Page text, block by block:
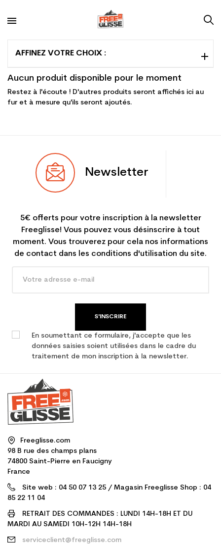
AFFINEZ VOTRE CHOIX :
Aucun produit disponible pour le moment
Restez à l'écoute ! D'autres produits seront affichés ici au
fur et à mesure qu'ils seront ajoutés.
Newsletter
5€ offerts pour votre inscription à la newsletter
Freeglisse! Vous pouvez vous désinscrire à tout
moment. Vous trouverez pour cela nos informations
de contact dans les conditions d'utilisation du site.
S'INSCRIRE
En soumettant ce formulaire, j'accepte que les
données saisies soient utilisées dans le cadre du
traitement de mon inscription à la newsletter.
Freeglisse.com
98 B rue des champs plans
74800 Saint-Pierre en Faucigny
France
Site web : 04 50 07 13 25 / Magasin Freeglisse Shop : 04
85 22 11 04
RETRAIT DES COMMANDES : LUNDI 14H-18H ET DU
MARDI AU SAMEDI 10H-12H 14H-18H
serviceclient@freeglisse.com